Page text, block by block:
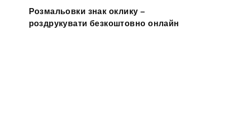
Розмальовки знак оклику –
роздрукувати безкоштовно онлайн